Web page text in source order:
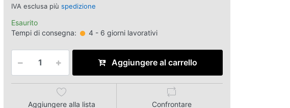
IVA esclusa più spedizione
Esaurito
Tempi di consegna:
4 - 6 giorni lavorativi
Aggiungere al carrello
Aggiungere alla lista Confrontare